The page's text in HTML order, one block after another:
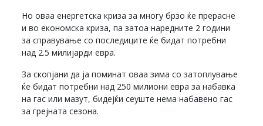
Но оваа енергетска криза за многу брзо ќе прерасне
и во економска криза, па затоа наредните 2 години
за справување со последиците ќе бидат потребни
над 2.5 милијарди евра.
За скопјани да ја поминат оваа зима со затоплување
ќе бидат потребни над 250 милиони евра за набавка
на гас или мазут, бидејќи сеуште нема набавено гас
за грејната сезона.